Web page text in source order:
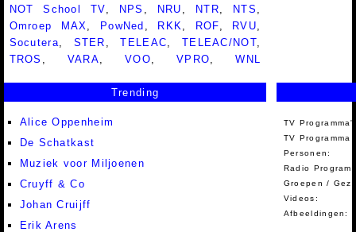
NOT School TV, NPS , NRU , NTR, NTS ,
Omroep MAX, PowNed , RKK, ROF, RVU,
Socutera, STER ,TELEAC, TELEAC/NOT,
TROS , VARA,VOO,VPRO,WNL
Trending
Alice Oppenheim
De Schatkast
Muziek voor Miljoenen
Cruyff & Co
Johan Cruijff
Erik Arens
TV
TV Programma
Personen:
Radio
Groepen /
Videos:
Afbeeldingen: